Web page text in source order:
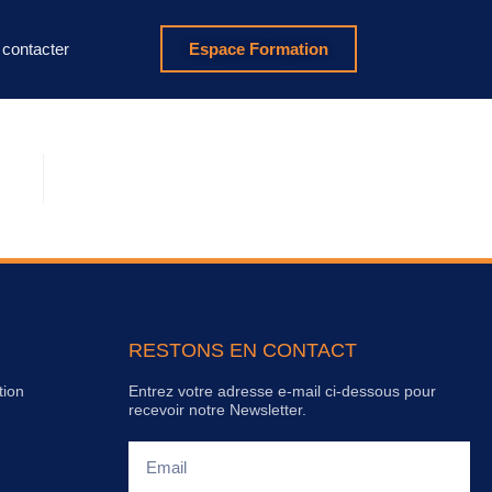
Espace Formation
RESTONS EN CONTACT
Entrez votre adresse e-mail ci-dessous pour
recevoir notre Newsletter.